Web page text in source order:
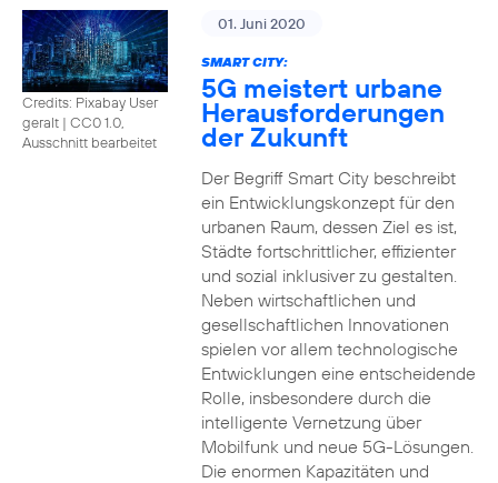
Credits: Pixabay User
geralt | CC0 1.0,
Ausschnitt bearbeitet
01. Juni 2020
SMART CITY:
5G meistert urbane
Herausforderungen
der Zukunft
Der Begriff Smart City beschreibt
ein Entwicklungskonzept für den
urbanen Raum, dessen Ziel es ist,
Städte fortschrittlicher, effizienter
und sozial inklusiver zu gestalten.
Neben wirtschaftlichen und
gesellschaftlichen Innovationen
spielen vor allem technologische
Entwicklungen eine entscheidende
Rolle, insbesondere durch die
intelligente Vernetzung über
Mobilfunk und neue 5G-Lösungen.
Die enormen Kapazitäten und